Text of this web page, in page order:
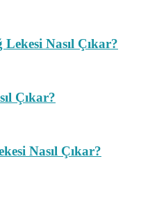
Lekesi Nasıl Çıkar?
Çıkar?
Nasıl Çıkar?